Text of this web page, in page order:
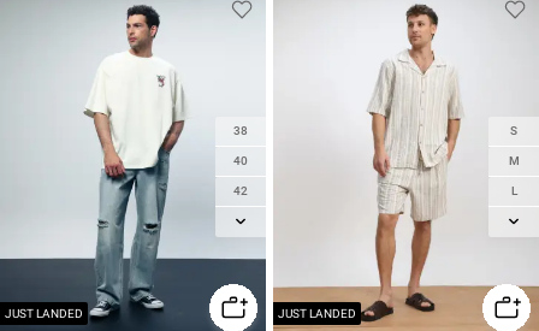
JUST LANDED
S
M
L
XL
JUST LANDED
38
40
42
44